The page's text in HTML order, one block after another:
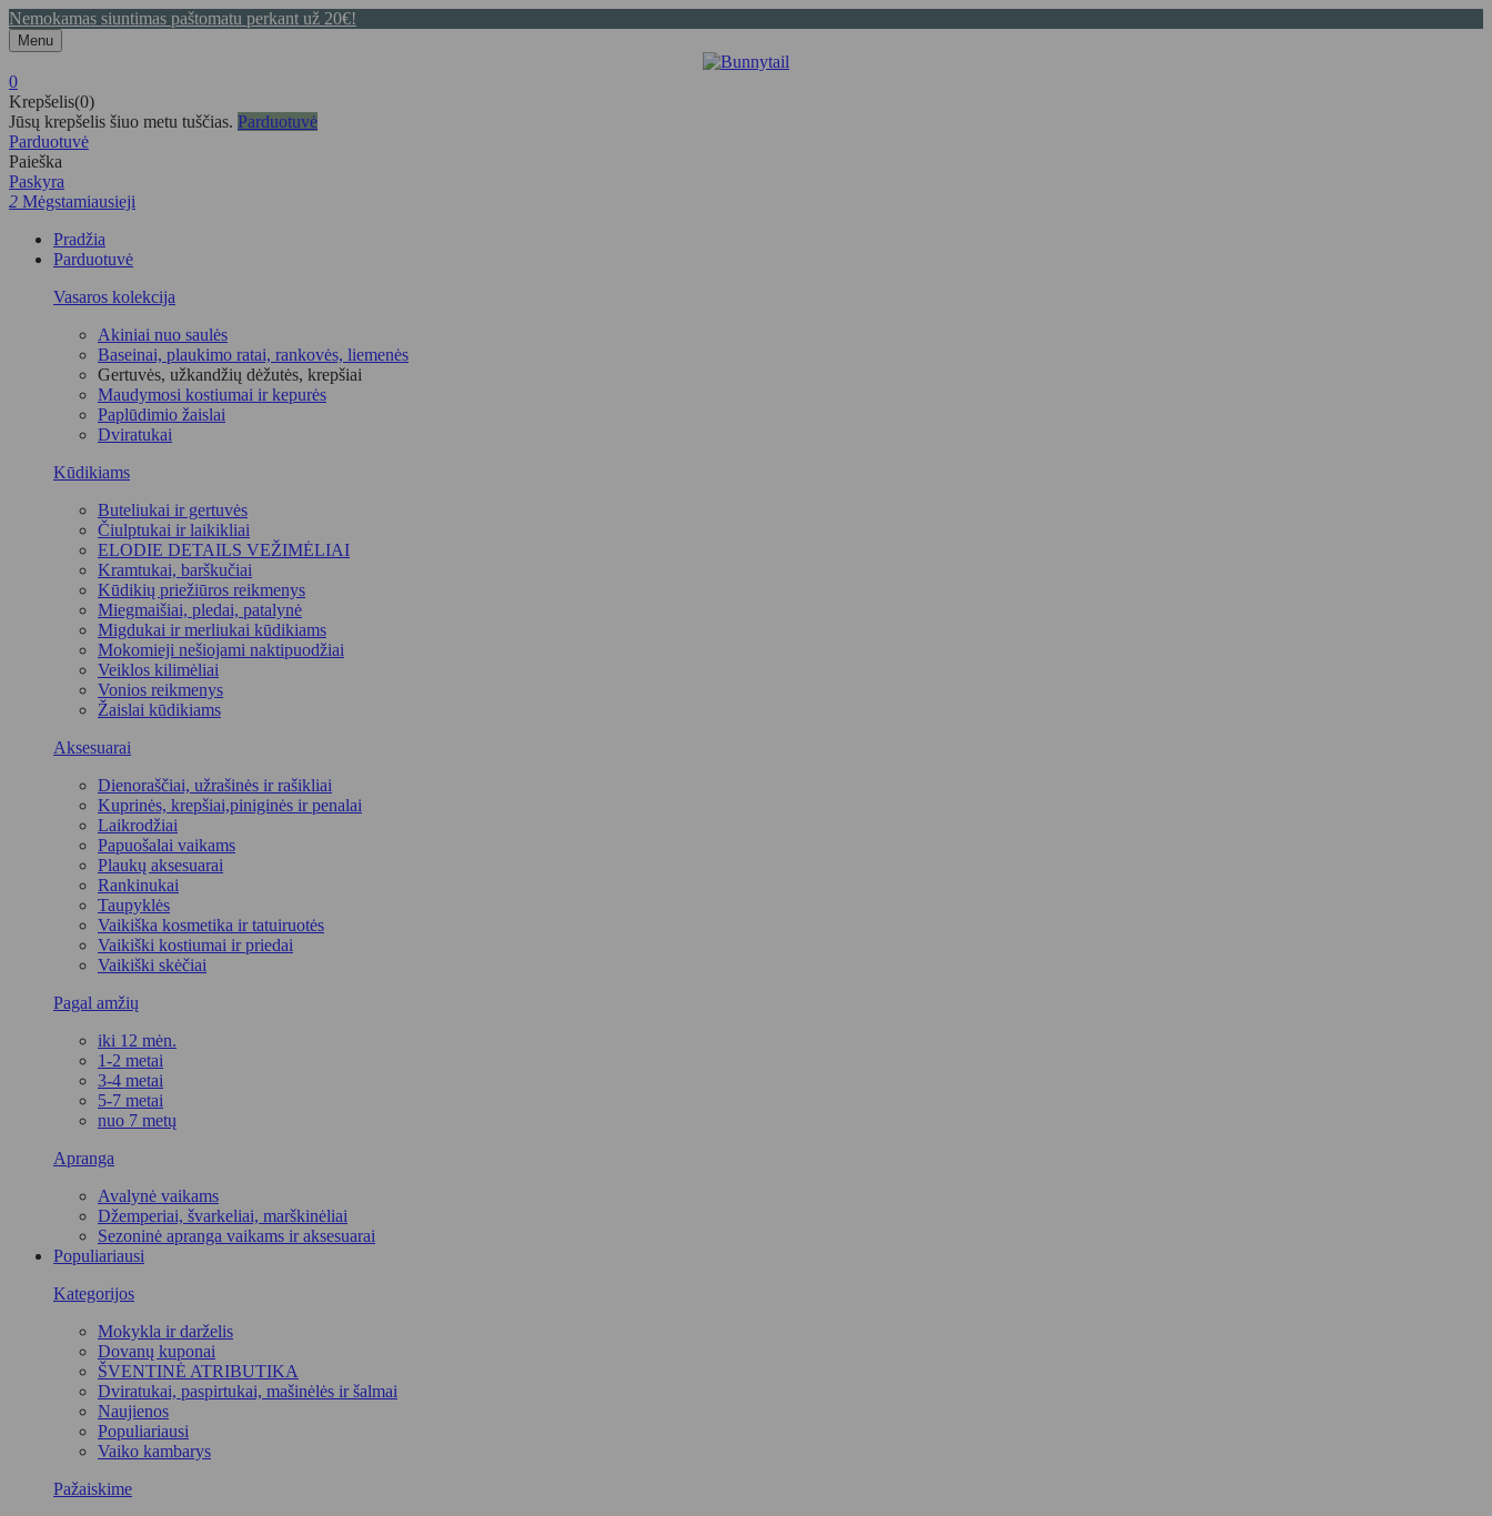
Nemokamas siuntimas paštomatu perkant už 20€!
Menu
0
Krepšelis(0)
Jūsų krepšelis šiuo metu tuščias. Parduotuvė
Parduotuvė
Paieška
Paskyra
2 Mėgstamiausieji
Pradžia
Parduotuvė
Vasaros kolekcija
Akiniai nuo saulės
Baseinai, plaukimo ratai, rankovės, liemenės
Gertuvės, užkandžių dėžutės, krepšiai
Maudymosi kostiumai ir kepurės
Paplūdimio žaislai
Dviratukai
Kūdikiams
Buteliukai ir gertuvės
Čiulptukai ir laikikliai
ELODIE DETAILS VEŽIMĖLIAI
Kramtukai, barškučiai
Kūdikių priežiūros reikmenys
Miegmaišiai, pledai, patalynė
Migdukai ir merliukai kūdikiams
Mokomieji nešiojami naktipuodžiai
Veiklos kilimėliai
Vonios reikmenys
Žaislai kūdikiams
Aksesuarai
Dienoraščiai, užrašinės ir rašikliai
Kuprinės, krepšiai,piniginės ir penalai
Laikrodžiai
Papuošalai vaikams
Plaukų aksesuarai
Rankinukai
Taupyklės
Vaikiška kosmetika ir tatuiruotės
Vaikiški kostiumai ir priedai
Vaikiški skėčiai
Pagal amžių
iki 12 mėn.
1-2 metai
3-4 metai
5-7 metai
nuo 7 metų
Apranga
Avalynė vaikams
Džemperiai, švarkeliai, marškinėliai
Sezoninė apranga vaikams ir aksesuarai
Populiariausi
Kategorijos
Mokykla ir darželis
Dovanų kuponai
ŠVENTINĖ ATRIBUTIKA
Dviratukai, paspirtukai, mašinėlės ir šalmai
Naujienos
Populiariausi
Vaiko kambarys
Pažaiskime